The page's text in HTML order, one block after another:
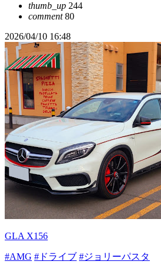
thumb_up 244
comment80
2026/04/10 16:48
GLA X156
#AMG #ドライブ #ジョリーパスタ